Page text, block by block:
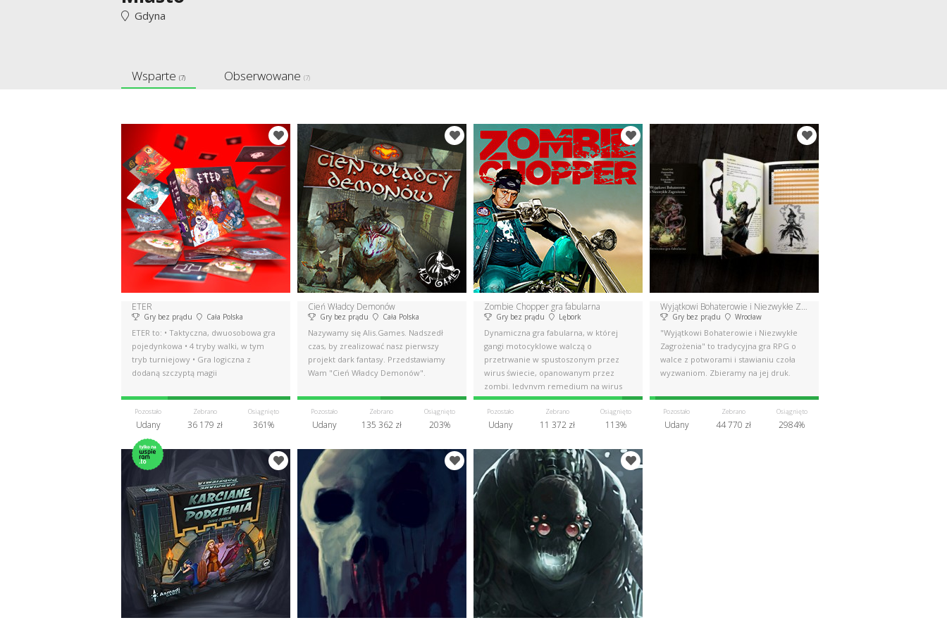
Gdyna
Wsparte (7) Obserwowane (7)
ETER
Gry bez prądu Cała Polska
ETER to: • Taktyczna, dwuosobowa gra
pojedynkowa • 4 tryby walki, w tym
tryb turniejowy • Gra logiczna z
dodaną szczyptą magii
Pozostało
Udany
Zebrano
36 179 zł
Osiągnięto
361%
Cień Władcy Demonów
Gry bez prądu Cała Polska
Nazywamy się Alis.Games. Nadszedł
czas, by zrealizować nasz pierwszy
projekt dark fantasy. Przedstawiamy
Wam "Cień Władcy Demonów".
Pozostało
Udany
Zebrano
135 362 zł
Osiągnięto
203%
Zombie Chopper gra fabularna
Gry bez prądu Lębork
Dynamiczna gra fabularna, w której
gangi motocyklowe walczą o
przetrwanie w spustoszonym przez
wirus świecie, opanowanym przez
zombi. Jedynym remedium na wirus
jest alkohol.
Pozostało
Udany
Zebrano
11 372 zł
Osiągnięto
113%
Wyjątkowi Bohaterowie i Niezwykłe Zagrożenia - gra RPG
Gry bez prądu Wrocław
"Wyjątkowi Bohaterowie i Niezwykłe
Zagrożenia" to tradycyjna gra RPG o
walce z potworami i stawianiu czoła
wyzwaniom. Zbieramy na jej druk.
Pozostało
Udany
Zebrano
44 770 zł
Osiągnięto
2984%